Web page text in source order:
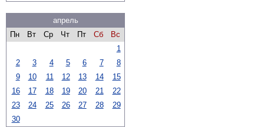
апрель
Пн
Вт Ср Чт Пт Сб
Вс
1
2
3 4 5 6 7
8
9
10 11 12 13 14
15
16
17 18 19 20 21
22
23
24 25 26 27 28
29
30